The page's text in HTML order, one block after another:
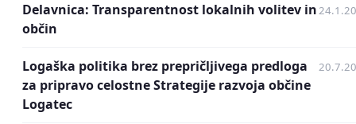
dolgoročna vizija
izvedbeobčinskih projektov in investicij.
spremljamonesmotrne infrastrukturne rešitve
področju prometa, komunale in izobraževanja. Moti
Delavnica: Transparentnost lokalnih volitev in
občin
Logaška politika brez prepričljivega predloga
za pripravo celostne Strategije razvoja občine
Logatec